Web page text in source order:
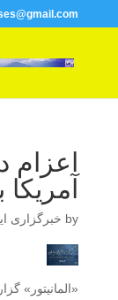
اعزام
by خبرگزاری